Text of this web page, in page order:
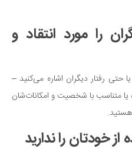
را مورد انتقاد و
حتی رفتار دیگران اشاره می‌کنید –
یا متناسب با شخصیت و امکانات‌شان
هستید.